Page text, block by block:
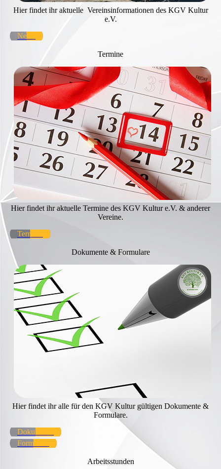
Hier findet ihr aktuelle Vereinsinformationen des KGV Kultur
e.V.
News
Termine
Hier findet ihr aktuelle Termine des KGV Kultur e.V. & anderer
Vereine.
Termine
Dokumente & Formulare
Hier findet ihr alle für den KGV Kultur gültigen Dokumente &
Formulare.
Dokumente
Formulare
Arbeitsstunden